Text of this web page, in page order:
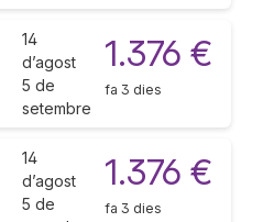
14
d’agost
5 de
setembre
1.376 €
fa 3 dies
14
d’agost
5 de
1.376 €
fa 3 dies